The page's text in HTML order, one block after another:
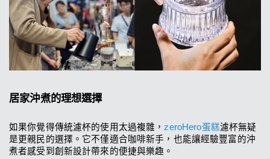
居家沖煮的理想選擇
如果你覺得傳統濾杯的使用太過複雜，zeroHero蛋糕濾杯無疑
是更親民的選擇。它不僅適合咖啡新手，也能讓經驗豐富的沖
煮者感受到創新設計帶來的便捷與樂趣。